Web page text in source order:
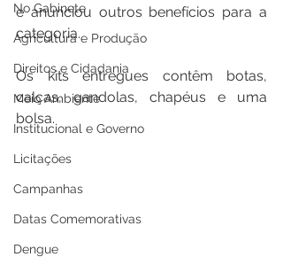
No Gabinete
Agricultura e Produção
Direitos e Cidadania
Meio Ambiente
Institucional e Governo
Licitações
Campanhas
Datas Comemorativas
Dengue
e anunciou outros benefícios para a
categoria.
Os kits entregues contêm botas,
calças, gandolas, chapéus e uma
bolsa.